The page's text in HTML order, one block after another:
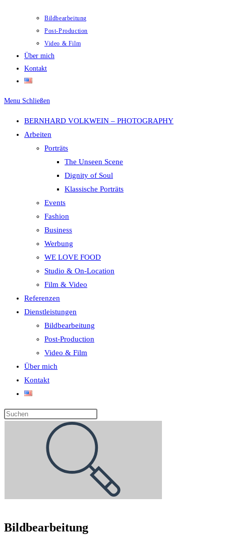
Bildbearbeitung
Post-Production
Video & Film
Über mich
Kontakt
Menu Schließen
BERNHARD VOLKWEIN – PHOTOGRAPHY
Arbeiten
Porträts
The Unseen Scene
Dignity of Soul
Klassische Porträts
Events
Fashion
Business
Werbung
WE LOVE FOOD
Studio & On-Location
Film & Video
Referenzen
Dienstleistungen
Bildbearbeitung
Post-Production
Video & Film
Über mich
Kontakt
Bildbearbeitung